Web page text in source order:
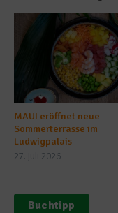
MAUI eröffnet neue
Sommerterrasse im
Ludwigpalais
27. Juli 2026
Buchtipp